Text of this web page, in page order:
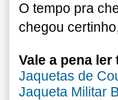
O tempo pra
chegou
Vale a pena ler
Jaquetas de
Jaqueta Militar